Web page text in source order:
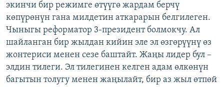
экинчи бир режимге өтүүгө жардам берчү
көпүрөнүн гана милдетин аткарарын белгилеген.
Чыныгы реформатор 3-президент болмокчу. Ал
шайланган бир жылдан кийин эле эл өзгөрүүнү өз
жонтериси менен сезе баштайт. Жаңы лидер бул –
элдин тилеги. Эл тилегинен келген адам өлкөнүн
багытын толугу менен жаңылайт, бир аз жыл өтпөй